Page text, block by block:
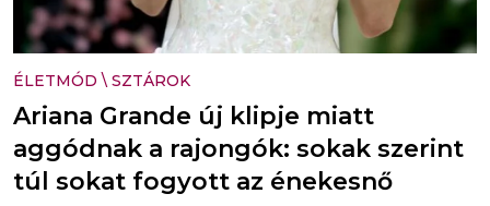
ÉLETMÓD \ SZTÁROK
Ariana Grande új klipje miatt
aggódnak a rajongók: sokak szerint
túl sokat fogyott az énekesnő